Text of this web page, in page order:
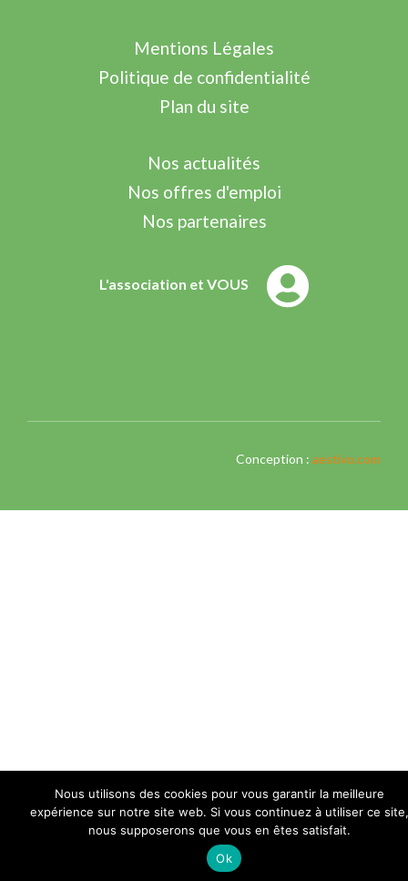
Mentions Légales
Politique de confidentialité
Plan du site
Nos actualités
Nos offres d'emploi
Nos partenaires
L'association et VOUS
Conception : aestivo.com
Nous utilisons des cookies pour vous garantir la meilleure
expérience sur notre site web. Si vous continuez à utiliser ce site,
nous supposerons que vous en êtes satisfait.
Ok